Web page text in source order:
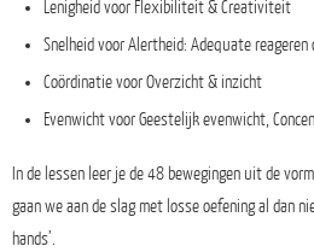
Lenigheid voor Flexibiliteit & Creativiteit
Snelheid voor Alertheid: Adequate
Coördinatie voor Overzicht & inzicht
Evenwicht voor Geestelijk evenwicht,
In de lessen leer je de 48 bewegingen uit de
gaan we aan de slag met losse oefening al dan
hands’.